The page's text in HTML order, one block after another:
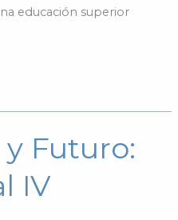
educación superior
Futuro:
IV